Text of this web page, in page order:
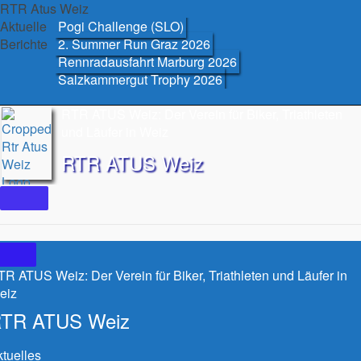
Skip
to
content
RTR Atus Weiz
Aktuelle
Berichte
Pogi Challenge (SLO)
2. Summer Run Graz 2026
Rennradausfahrt Marburg 2026
Salzkammergut Trophy 2026
RTR ATUS Weiz
ATUS Weiz: Der Verein für Biker, Triathleten und Läufer in
ATUS Weiz